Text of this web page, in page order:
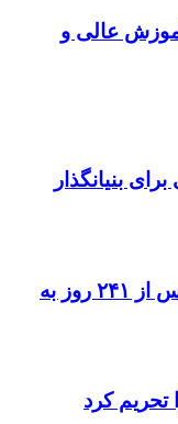
عالی و
بنیانگذار
فضانوردان آمریکایی و روسی پس از ۲۴۱ روز به
تحریم کرد